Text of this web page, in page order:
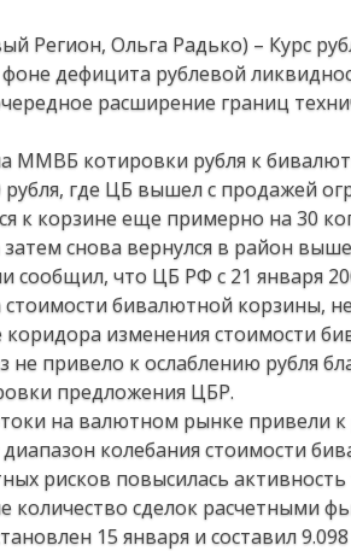
Регион, Ольга Радько) – Курс
дефицита рублевой
расширение границ
ММВБ котировки рубля к
рубля, где ЦБ вышел с продажей
к корзине еще примерно на 30
затем снова вернулся в район
сообщил, что ЦБ РФ с 21 января
стоимости бивалютной корзины,
изменения стоимости
не привело к ослаблению рубля
предложения ЦБР.
на валютном рынке привели к
колебания стоимости
рисков повысилась
количество сделок расчетными
15 января и составил 9.098